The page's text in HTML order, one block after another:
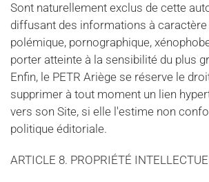
Sont naturellement exclus de cette
diffusant des informations à caractère
polémique, pornographique,
porter atteinte à la sensibilité du plus
Enfin, le PETR Ariège se réserve le
supprimer à tout moment un lien
vers son Site, si elle l'estime non
politique éditoriale.
ARTICLE 8. PROPRIÉTÉ